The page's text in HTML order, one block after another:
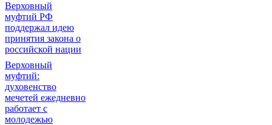
Верховный
муфтий РФ
поддержал идею
принятия закона о
российской нации
Верховный
муфтий:
духовенство
мечетей ежедневно
работает с
молодежью